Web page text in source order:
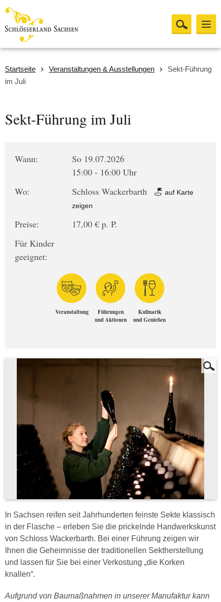
Startseite Veranstaltungen & Ausstellungen
Sekt-Führung
im Juli
Sekt-Führung im Juli
Wann:
So 19.07.2026
15:00 - 16:00 Uhr
Wo:
Schloss Wackerbarth
auf Karte
zeigen
Preise:
17,00 € p. P.
Für Kinder
geeignet:
Veranstaltung
Führungen
und Aktionen
Kulinarik
und Genießen
In Sachsen reifen seit Jahrhunderten feinste Sekte klassisch
in der Flasche – erleben Sie die prickelnde Handwerkskunst
von Schloss Wackerbarth. Bei einer Führung zeigen wir
Ihnen die Geheimnisse der traditionellen Sektherstellung
und lassen für Sie bei einer Verkostung „die Korken
knallen“.
Aufgrund von Baumaßnahmen in unserer Manufaktur kann